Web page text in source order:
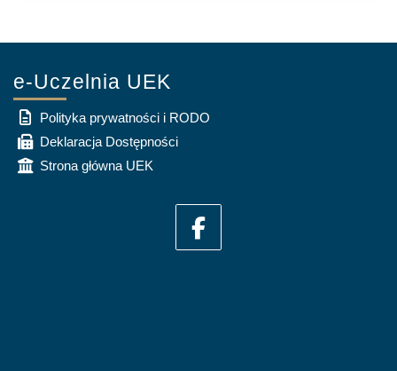
e-Uczelnia UEK
Polityka prywatności i RODO
Deklaracja Dostępności
Strona główna UEK